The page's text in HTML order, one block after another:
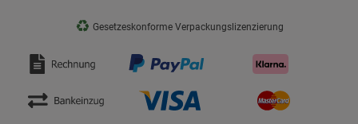
♻ Gesetzeskonforme Verpackungslizenzierung